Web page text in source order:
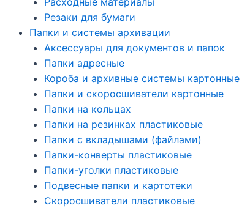
Резаки для бумаги
Папки и системы архивации
Аксессуары для документов и папок
Папки адресные
Короба и архивные системы картонные
Папки и скоросшиватели картонные
Папки на кольцах
Папки на резинках пластиковые
Папки с вкладышами (файлами)
Папки-конверты пластиковые
Папки-уголки пластиковые
Подвесные папки и картотеки
Скоросшиватели пластиковые